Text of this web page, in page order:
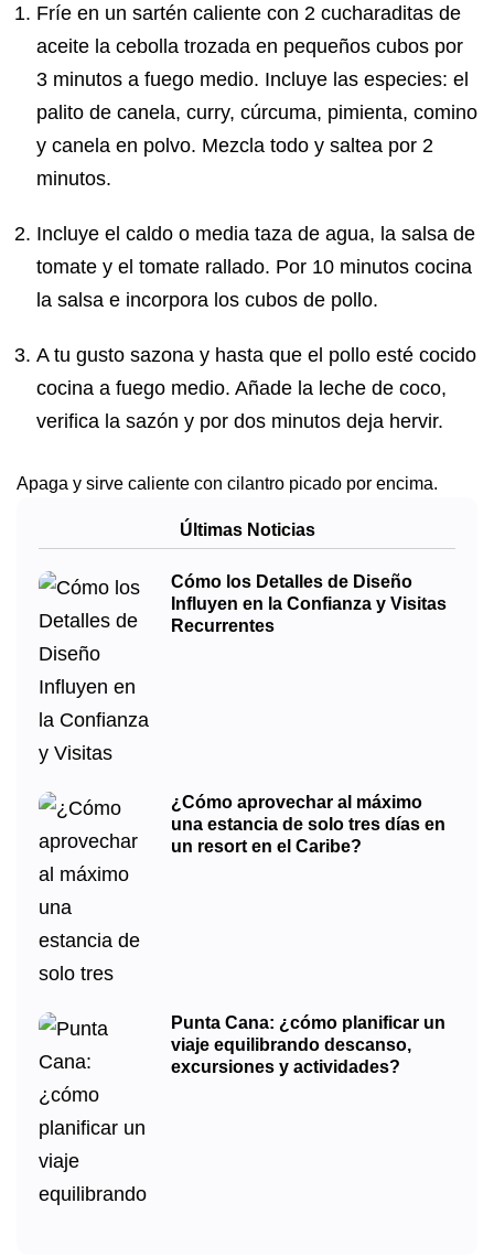
Fríe en un sartén caliente con 2 cucharaditas de
aceite la cebolla trozada en pequeños cubos por
3 minutos a fuego medio. Incluye las especies: el
palito de canela, curry, cúrcuma, pimienta, comino
y canela en polvo. Mezcla todo y saltea por 2
minutos.
Incluye el caldo o media taza de agua, la salsa de
tomate y el tomate rallado. Por 10 minutos cocina
la salsa e incorpora los cubos de pollo.
A tu gusto sazona y hasta que el pollo esté cocido
cocina a fuego medio. Añade la leche de coco,
verifica la sazón y por dos minutos deja hervir.
Apaga y sirve caliente con cilantro picado por encima.
Últimas Noticias
Cómo los Detalles de Diseño
Influyen en la Confianza y Visitas
Recurrentes
¿Cómo aprovechar al máximo
una estancia de solo tres días en
un resort en el Caribe?
Punta Cana: ¿cómo planificar un
viaje equilibrando descanso,
excursiones y actividades?